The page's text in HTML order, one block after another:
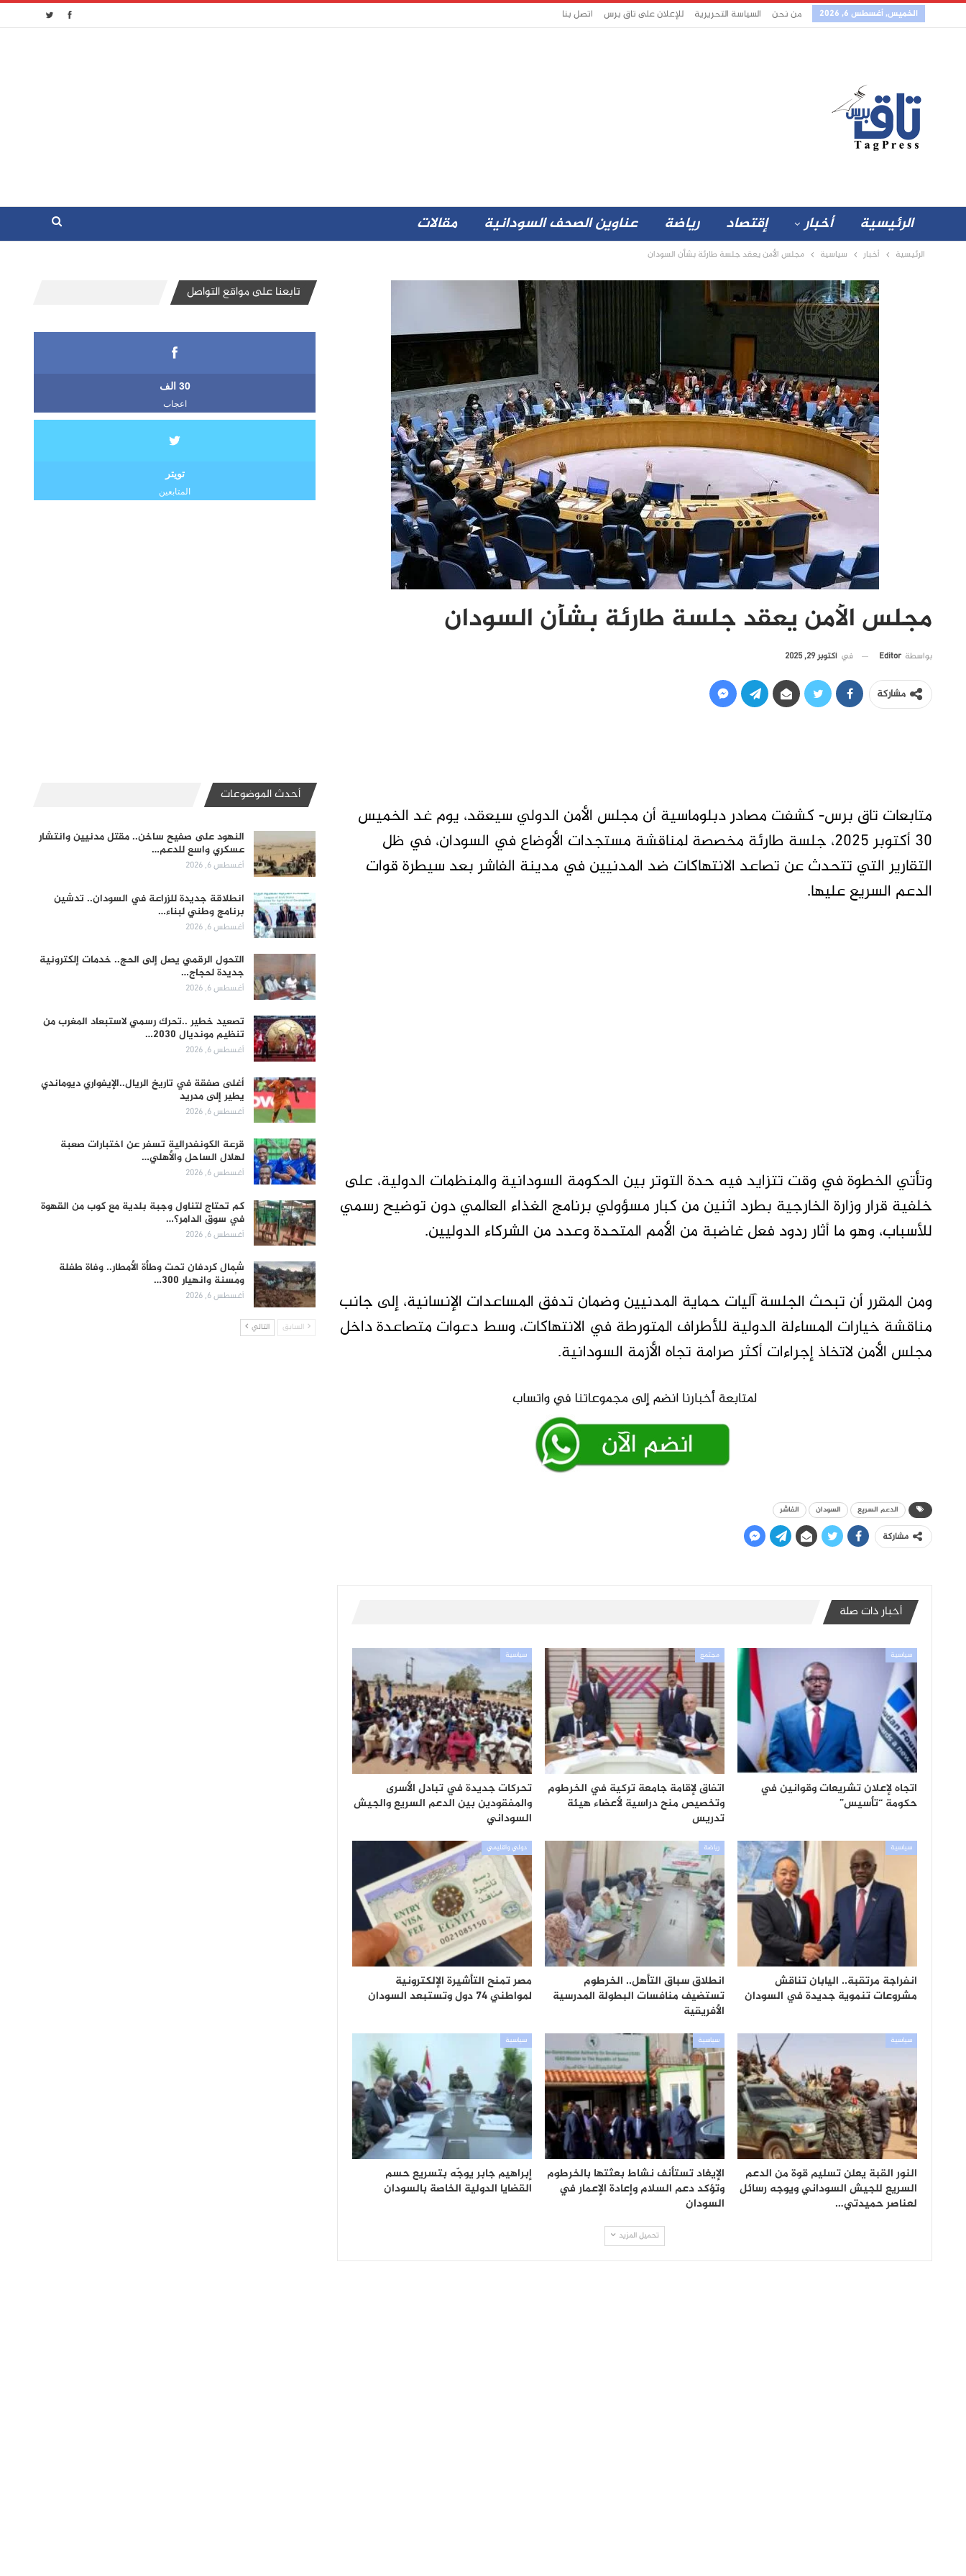
الخميس, أغسطس 6, 2026 من نحن السياسة التحريرية للإعلان على تاق برس اتصل بنا
الرئيسية أخبار إقتصاد رياضة عناوين الصحف السودانية مقالات
الرئيسية أخبار سياسية مجلس الأمن يعقد جلسة طارئة بشأن السودان
مجلس الأمن يعقد جلسة طارئة بشأن السودان
بواسطة Editor في أكتوبر 29, 2025
مشاركة
متابعات تاق برس- كشفت مصادر دبلوماسية أن مجلس الأمن الدولي سيعقد، يوم غد الخميس
30 أكتوبر 2025، جلسة طارئة مخصصة لمناقشة مستجدات الأوضاع في السودان، في ظل
التقارير التي تتحدث عن تصاعد الانتهاكات ضد المدنيين في مدينة الفاشر بعد سيطرة قوات
الدعم السريع عليها.
وتأتي الخطوة في وقت تتزايد فيه حدة التوتر بين الحكومة السودانية والمنظمات الدولية، على
خلفية قرار وزارة الخارجية بطرد اثنين من كبار مسؤولي برنامج الغذاء العالمي دون توضيح رسمي
للأسباب، وهو ما أثار ردود فعل غاضبة من الأمم المتحدة وعدد من الشركاء الدوليين.
ومن المقرر أن تبحث الجلسة آليات حماية المدنيين وضمان تدفق المساعدات الإنسانية، إلى جانب
مناقشة خيارات المساءلة الدولية للأطراف المتورطة في الانتهاكات، وسط دعوات متصاعدة داخل
مجلس الأمن لاتخاذ إجراءات أكثر صرامة تجاه الأزمة السودانية.
الدعم السريع السودان الفاشر
مشاركة
أخبار ذات صلة
سياسية
اتجاه لإعلان تشريعات وقوانين في
حكومة “تأسيس”
مجتمع
اتفاق لإقامة جامعة تركية في الخرطوم
وتخصيص منح دراسية لأعضاء هيئة
تدريس
سياسية
تحركات جديدة في تبادل الأسرى
والمفقودين بين الدعم السريع والجيش
السوداني
سياسية
انفراجة مرتقبة.. اليابان تناقش
مشروعات تنموية جديدة في السودان
رياضة
انطلاق سباق التأهل.. الخرطوم
تستضيف منافسات البطولة المدرسية
الأفريقية
دولي واقليمي
مصر تمنح التأشيرة الإلكترونية
لمواطني 74 دول وتستبعد السودان
سياسية
النور القبة يعلن تسليم قوة من الدعم
السريع للجيش السوداني ويوجه رسائل
لعناصر حميدتي…
سياسية
الإيغاد تستأنف نشاط بعثتها بالخرطوم
وتؤكد دعم السلام وإعادة الإعمار في
السودان
سياسية
إبراهيم جابر يوجّه بتسريع حسم
القضايا الدولية الخاصة بالسودان
تحميل المزيد
تابعنا على مواقع التواصل
30 الف
اعجاب
تويتر
المتابعين
أحدث الموضوعات
النهود على صفيح ساخن.. مقتل مدنيين وانتشار
عسكري واسع للدعم…
أغسطس 6, 2026
انطلاقة جديدة للزراعة في السودان.. تدشين
برنامج وطني لبناء…
أغسطس 6, 2026
التحول الرقمي يصل إلى الحج.. خدمات إلكترونية
جديدة لحجاج…
أغسطس 6, 2026
تصعيد خطير ..تحرك رسمي لاستبعاد المغرب من
تنظيم مونديال 2030…
أغسطس 6, 2026
أغلى صفقة في تاريخ الريال..الإيفواري ديوماندي
يطير إلى مدريد
أغسطس 6, 2026
قرعة الكونفدرالية تسفر عن اختبارات صعبة
لهلال الساحل والأهلي…
أغسطس 6, 2026
كم تحتاج لتناول وجبة بلدية مع كوب من القهوة
في سوق الدامر؟…
أغسطس 6, 2026
شمال كردفان تحت وطأة الأمطار.. وفاة طفلة
ومُسنة وانهيار 300…
أغسطس 6, 2026
السابق التالي